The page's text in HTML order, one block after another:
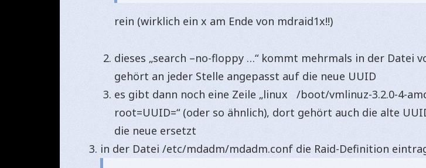
rein (wirklich ein x am Ende von mdraid1x!!)
dieses „search –no-floppy …“ kommt mehrmals in der Datei
gehört an jeder Stelle angepasst auf die neue UUID
es gibt dann noch eine Zeile „linux /boot/vmlinuz-3.2.0-4-
root=UUID=“ (oder so ähnlich), dort gehört auch die alte
die neue ersetzt
in der Datei /etc/mdadm/mdadm.conf die Raid-Definition